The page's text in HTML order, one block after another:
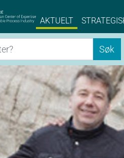
Eyde-Cluster |
AKTUELT
Søk